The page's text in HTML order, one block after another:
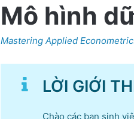
Mô hình
Mastering Applied
LỜI GIỚI
Chào các bạn sinh